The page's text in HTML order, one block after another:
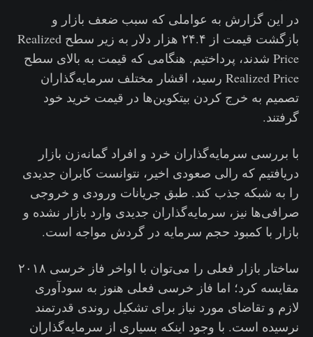
در این گزارش به عواملی که سبب ضعف بازار و
بازگشت قیمت از ۲۴.۴ هزار دلار به زیر سطح Realized
Price شدند، پرداختیم. هنگامی که قیمت به بالای سطح
Realized Price رسید، اقشار مختلف سرمایه‌گذاران
تصمیم به خرج کردن بیتکوین‌ها در قیمت خرید خود
گرفتند.
با بررسی سرمایه‌گذاران خرد و افراد گمانه‌زن بازار
دریافتیم که رالی صعودی اخیر، نتوانست کابران جدیدی
را به شبکه جذب کند. طبق جریانات ورودی و خروجی
صرافی‌ها نیز، سرمایه‌گذاران جدیدی وارد بازار نشده و
بازار با کمبود حجم سرمایه در گردش مواجه است.
ساختار بازار فعلی را می‌توان با اواخر فاز خرسی ۲۰۱۸
مقایسه کرد؛ اما فاز خرسی فعلی هنوز به سودآوری
لازم و تقاضای مورد نیاز برای تشکیل روندی قدرتمند
نرسیده است. با وجود اینکه بسیاری از سرمایه‌گذاران